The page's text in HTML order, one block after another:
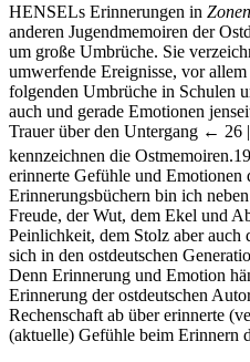
HENSELs Erinnerungen in
anderen Jugendmemoiren der
um große Umbrüche. Sie
umwerfende Ereignisse, vor
folgenden Umbrüche in Schulen
auch und gerade Emotionen
Trauer über den Untergang ← 26
kennzeichnen die Ostmemoiren.19
erinnerte Gefühle und Emotionen
Erinnerungsbüchern bin ich
Freude, der Wut, dem Ekel und
Peinlichkeit, dem Stolz aber auch
sich in den ostdeutschen
Denn Erinnerung und Emotion
Erinnerung der ostdeutschen
Rechenschaft ab über erinnerte
(aktuelle) Gefühle beim Erinnern